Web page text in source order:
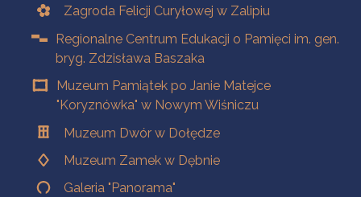
Zagroda Felicji Curyłowej w Zalipiu
Regionalne Centrum Edukacji o Pamięci im. gen.
bryg. Zdzisława Baszaka
Muzeum Pamiątek po Janie Matejce
"Koryznówka" w Nowym Wiśniczu
Muzeum Dwór w Dołędze
Muzeum Zamek w Dębnie
Galeria "Panorama"